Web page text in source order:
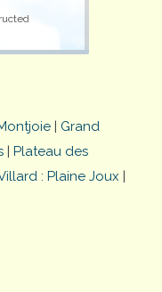
| Grand
| Plateau des
: Plaine Joux |